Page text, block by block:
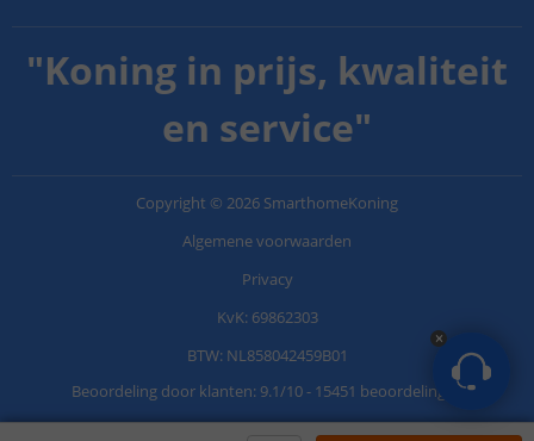
"Koning in prijs, kwaliteit
en service"
Copyright © 2026 SmarthomeKoning
Algemene voorwaarden
Privacy
KvK: 69862303
BTW: NL858042459B01
Beoordeling door klanten: 9.1/10- 15451 beoordelingen